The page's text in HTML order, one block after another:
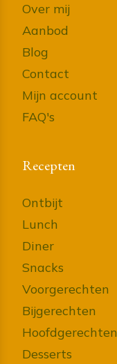
Over mij
Aanbod
Blog
Contact
Mijn account
FAQ's
Recepten
Ontbijt
Lunch
Diner
Snacks
Voorgerechten
Bijgerechten
Hoofdgerechten
Desserts